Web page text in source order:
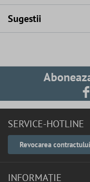
Sugestii
SERVICE-HOTLINE
Revocarea contractului
INFORMAȚIE